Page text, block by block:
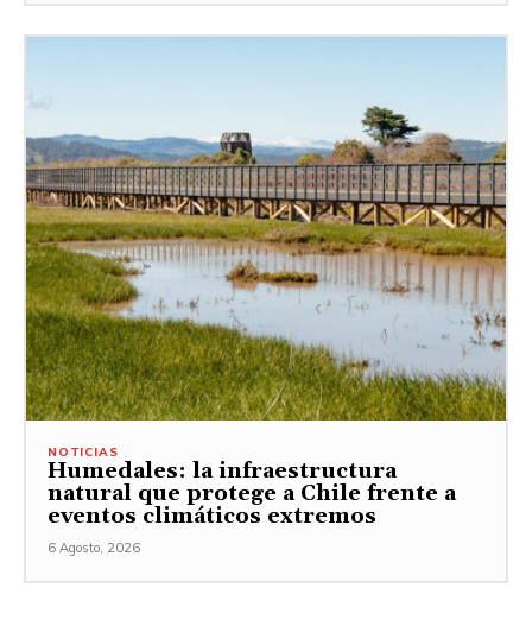
NOTICIAS
Humedales: la infraestructura
natural que protege a Chile frente a
eventos climáticos extremos
6 Agosto, 2026